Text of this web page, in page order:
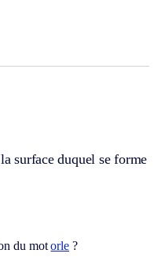
surface duquel se forme
du motorle ?